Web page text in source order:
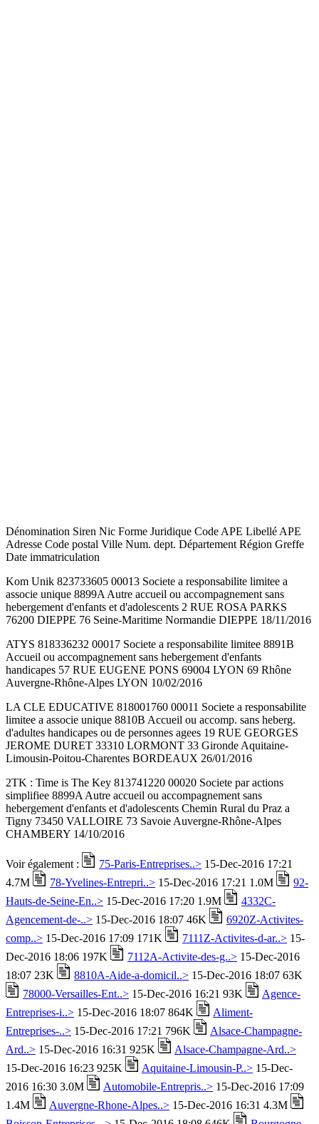
Dénomination Siren Nic Forme Juridique Code APE Libellé APE
Adresse Code postal Ville Num. dept. Département Région Greffe
Date immatriculation
Kom Unik 823733605 00013 Societe a responsabilite limitee a
associe unique 8899A Autre accueil ou accompagnement sans
hebergement d'enfants et d'adolescents 2 RUE ROSA PARKS
76200 DIEPPE 76 Seine-Maritime Normandie DIEPPE 18/11/2016
ATYS 818336232 00017 Societe a responsabilite limitee 8891B
Accueil ou accompagnement sans hebergement d'enfants
handicapes 57 RUE EUGENE PONS 69004 LYON 69 Rhône
Auvergne-Rhône-Alpes LYON 10/02/2016
LA CLE EDUCATIVE 818001760 00011 Societe a responsabilite
limitee a associe unique 8810B Accueil ou accomp. sans heberg.
d'adultes handicapes ou de personnes agees 19 RUE GEORGES
JEROME DURET 33310 LORMONT 33 Gironde Aquitaine-
Limousin-Poitou-Charentes BORDEAUX 26/01/2016
2TK : Time is The Key 813741220 00020 Societe par actions
simplifiee 8899A Autre accueil ou accompagnement sans
hebergement d'enfants et d'adolescents Chemin Rural du Praz a
Tigny 73450 VALLOIRE 73 Savoie Auvergne-Rhône-Alpes
CHAMBERY 14/10/2016
Voir également : 75-Paris-Entreprises..> 15-Dec-2016 17:21
4.7M
78-Yvelines-Entrepri..> 15-Dec-2016 17:21 1.0M
92-
Hauts-de-Seine-En..> 15-Dec-2016 17:20 1.9M
4332C-
Agencement-de-..> 15-Dec-2016 18:07 46K
6920Z-Activites-
comp..> 15-Dec-2016 17:09 171K 7111Z-Activites-d-ar..> 15-
Dec-2016 18:06 197K
7112A-Activite-des-g..> 15-Dec-2016
18:07 23K
8810A-Aide-a-domicil..> 15-Dec-2016 18:07 63K
78000-Versailles-Ent..> 15-Dec-2016 16:21 93K
Agence-
Entreprises-i..> 15-Dec-2016 18:07 864K
Aliment-
Entreprises-..> 15-Dec-2016 17:21 796K
Alsace-Champagne-
Ard..> 15-Dec-2016 16:31 925K
Alsace-Champagne-Ard..>
15-Dec-2016 16:23 925K
Aquitaine-Limousin-P..> 15-Dec-
2016 16:30 3.0M
Automobile-Entrepris..> 15-Dec-2016 17:09
1.4M
Auvergne-Rhone-Alpes..> 15-Dec-2016 16:31 4.3M